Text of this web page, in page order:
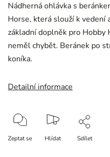
Nádherná ohlávka s
Horse, která slouží k vedení
základní doplněk pro Hobby
neměl chybět. Beránek po
koníka.
Detailní informace
Zeptat se Hlídat Sdílet